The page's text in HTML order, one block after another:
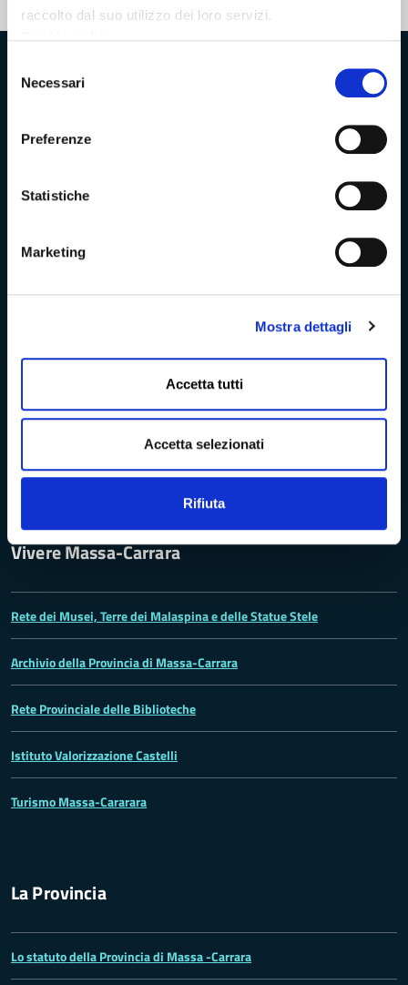
raccolto dal suo utilizzo dei loro servizi.
delNecessari
Preferenze
Statistiche
Marketing
Mostra dettagli
Accetta tutti
Accetta selezionati
Rifiuta
Ultima modifica: 21 Settembre 2022
Provincia di Massa‑Carrara
Problemi di accessibilità
Vivere Massa-Carrara
Rete dei Musei, Terre dei Malaspina e delle Statue Stele
Archivio della Provincia di Massa-Carrara
Rete Provinciale delle Biblioteche
Istituto Valorizzazione Castelli
Turismo Massa-Cararara
La Provincia
Lo statuto della Provincia di Massa -Carrara